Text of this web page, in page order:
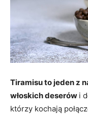
Tiramisu to jeden z
włoskich deserów i
którzy kochają